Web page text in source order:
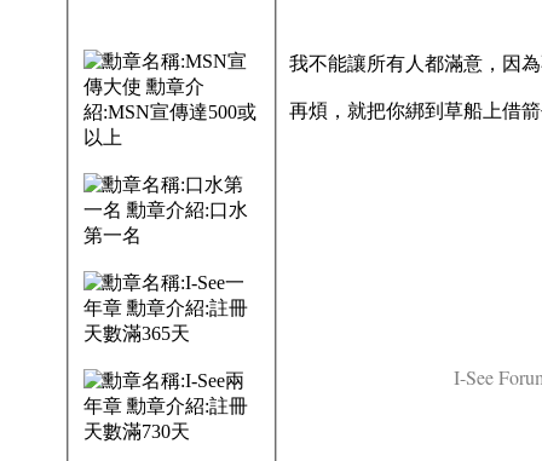
我不能讓所有人都滿意，因
再煩，就把你綁到草船上借
I-See